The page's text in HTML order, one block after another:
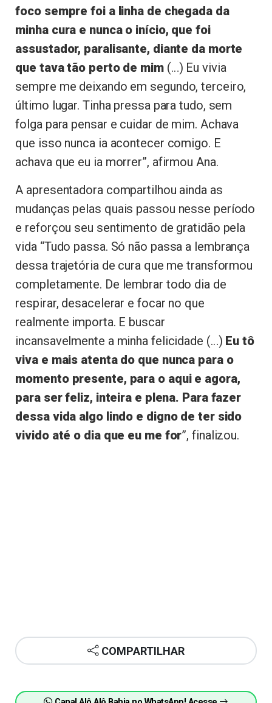
foco sempre foi a linha de chegada da
minha cura e nunca o início, que foi
assustador, paralisante, diante da morte
que tava tão perto de mim(…) Eu vivia
sempre me deixando em segundo, terceiro,
último lugar. Tinha pressa para tudo, sem
folga para pensar e cuidar de mim. Achava
que isso nunca ia acontecer comigo. E
achava que eu ia morrer”, afirmou Ana.
A apresentadora compartilhou ainda as
mudanças pelas quais passou nesse período
e reforçou seu sentimento de gratidão pela
vida “Tudo passa. Só não passa a lembrança
dessa trajetória de cura que me transformou
completamente. De lembrar todo dia de
respirar, desacelerar e focar no que
realmente importa. E buscar
incansavelmente a minha felicidade (…) Eu tô
viva e mais atenta do que nunca para o
momento presente, para o aqui e agora,
para ser feliz, inteira e plena. Para fazer
dessa vida algo lindo e digno de ter sido
vivido até o dia que eu me for”, finalizou.
COMPARTILHAR